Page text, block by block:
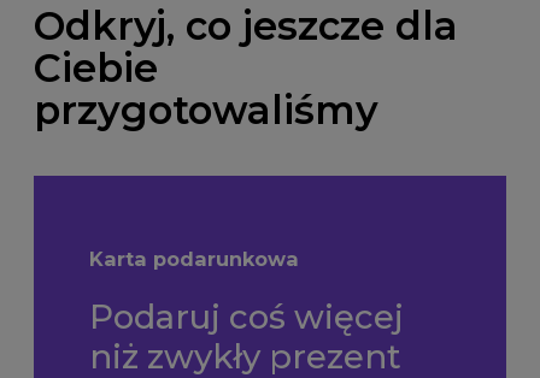
Odkryj, co jeszcze dla
Ciebie
przygotowaliśmy
Karta podarunkowa
Podaruj coś więcej
niż zwykły prezent